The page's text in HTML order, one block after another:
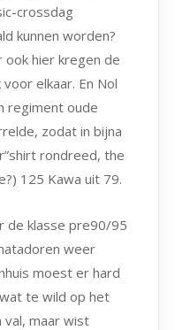
crossdag
kunnen worden?
ook hier kregen de
elkaar. En Nol
regiment oude
zodat in bijna
rondreed, the
125 Kawa uit 79.
de klasse pre90/95
weer
moest er hard
te wild op het
val, maar wist